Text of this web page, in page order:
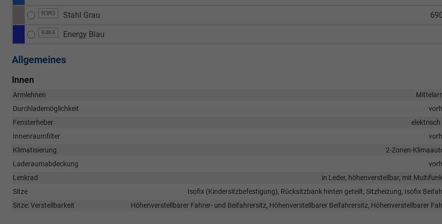
M3M3 Stahl Grau
K4K4 Energy Blau
Allgemeines
Innen
Armlehnen
Durchlademöglichkeit
Fensterheber
Innenraumfilter
Klimatisierung
2-Zonen-
Laderaumabdeckung
Lenkrad
in Leder, höhenverstellbar, mit
Sitze
Isofix (Kindersitzbefestigung), Rücksitzbank hinten geteilt, Sitzheizung, Isofix
Sitze: Verstellbarkeit
Höhenverstellbarer Fahrer- und Beifahrersitz, Höhenverstellbarer Beifahrersitz, Höhenverstellbarer